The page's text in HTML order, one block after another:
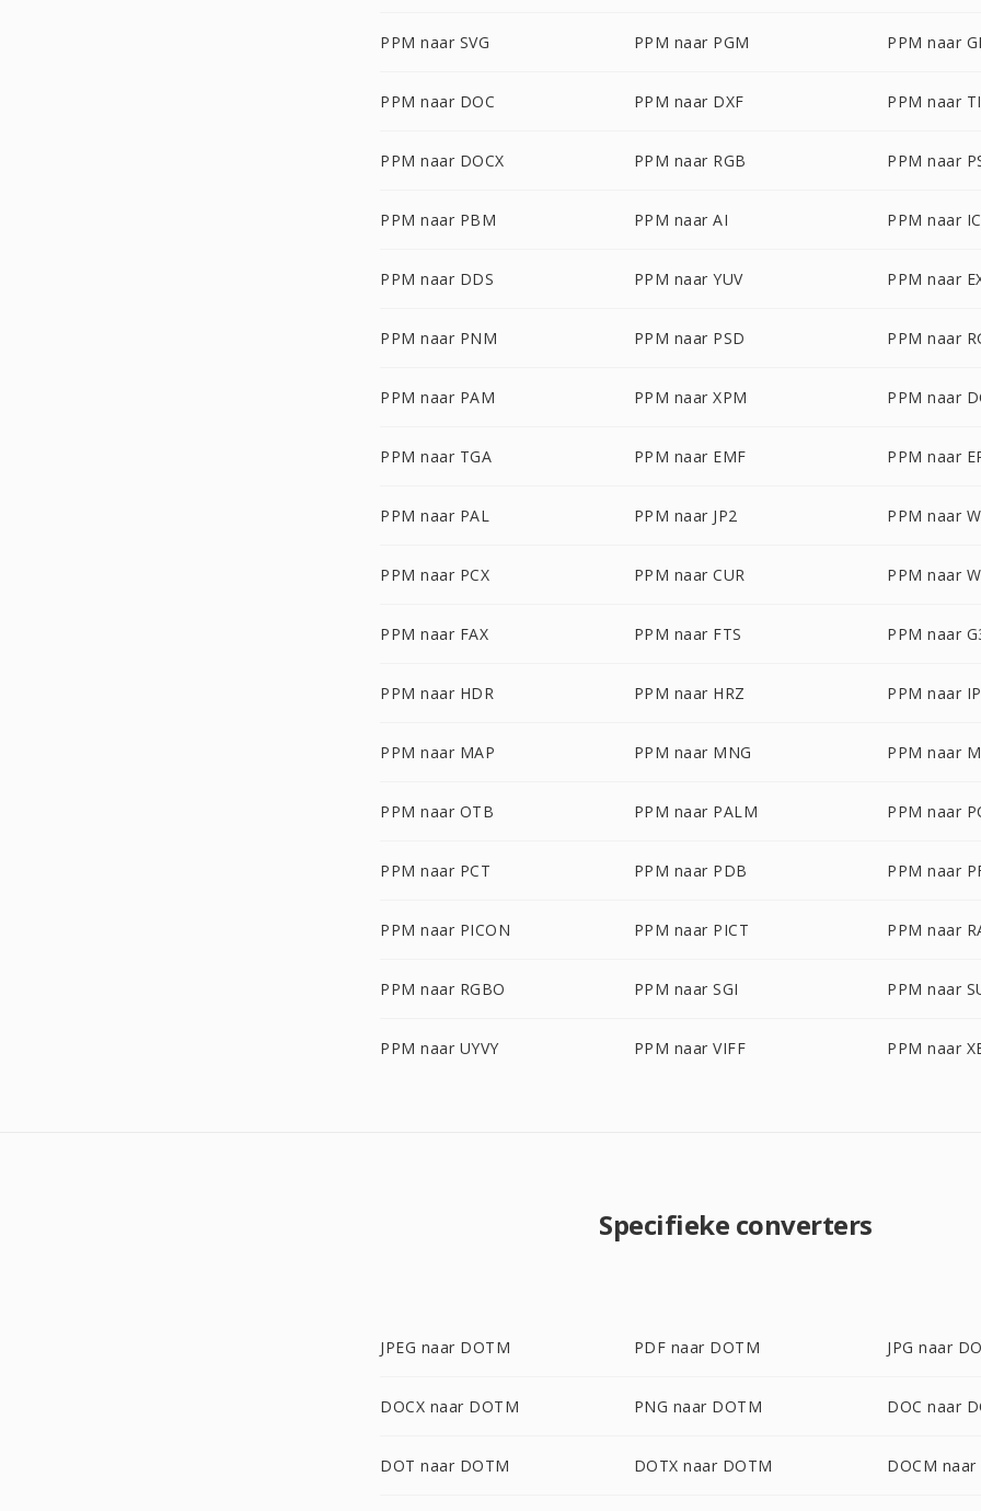
PPM naar SVG PPM naar PGM PPM naar
PPM naar DOC PPM naar DXF PPM naar
PPM naar DOCX PPM naar RGB PPM naar
PPM naar PBM PPM naar AI PPM naar
PPM naar DDS PPM naar YUV PPM naar
PPM naar PNM PPM naar PSD PPM naar
PPM naar PAM PPM naar XPM PPM naar
PPM naar TGA PPM naar EMF PPM naar
PPM naar PAL PPM naar JP2 PPM naar
PPM naar PCX PPM naar CUR PPM naar
PPM naar FAX PPM naar FTS PPM naar
PPM naar HDR PPM naar HRZ PPM naar
PPM naar MAP PPM naar MNG PPM naar
PPM naar OTB PPM naar PALM PPM naar
PPM naar PCT PPM naar PDB PPM naar
PPM naar PICON PPM naar PICT PPM naar
PPM naar RGBO PPM naar SGI PPM naar
PPM naar UYVY PPM naar VIFF PPM naar
Specifieke converters
JPEG naar DOTM PDF naar DOTM JPG naar
DOCX naar DOTM PNG naar DOTM DOC naar
DOT naar DOTM DOTX naar DOTM DOCM